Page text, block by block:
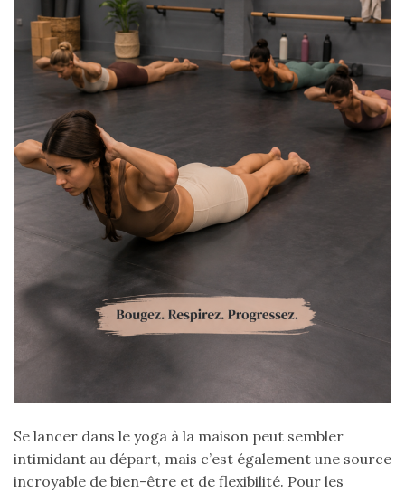
Se lancer dans le yoga à la maison peut sembler
intimidant au départ, mais c’est également une source
incroyable de bien-être et de flexibilité. Pour les